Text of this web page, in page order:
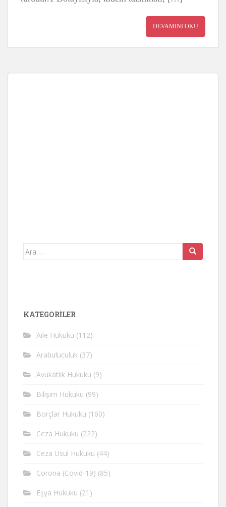
DEVAMINI OKU
Arama
KATEGORİLER
Aile Hukuku (112)
Arabuluculuk (37)
Avukatlık Hukuku (9)
Bilişim Hukuku (99)
Borçlar Hukuku (160)
Ceza Hukuku (222)
Ceza Usul Hukuku (44)
Corona (Covid-19) (85)
Eşya Hukuku (21)